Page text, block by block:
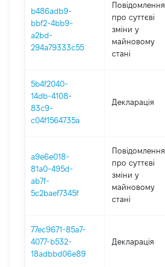
b486adb9-
bbf2-4bb9-
a2bd-
294a79333c55
Повідомлення
про суттєві
зміни y
майновому
стані
5b4f2040-
14db-4108-
83c9-
c04f1564735a
Декларація
a9e6e018-
81a0-495d-
ab7f-
5c2baef7345f
Повідомлення
про суттєві
зміни y
майновому
стані
77ec9671-85a7-
4077-b532-
18adbbd06e89
Декларація